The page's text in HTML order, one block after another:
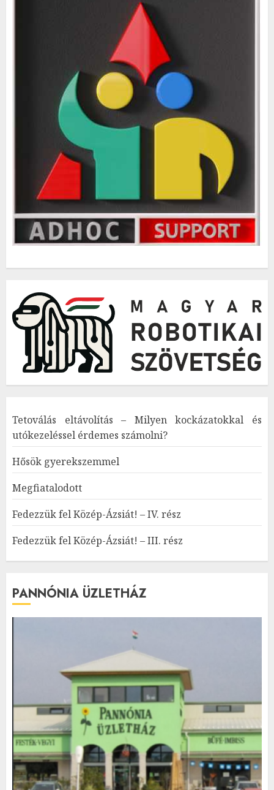
Tetoválás eltávolítás – Milyen kockázatokkal és
utókezeléssel érdemes számolni?
Hősök gyerekszemmel
Megfiatalodott
Fedezzük fel Közép-Ázsiát! – IV. rész
Fedezzük fel Közép-Ázsiát! – III. rész
PANNÓNIA ÜZLETHÁZ